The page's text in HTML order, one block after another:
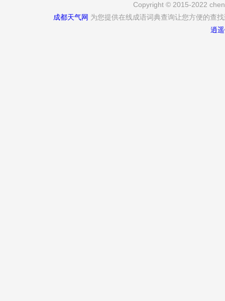
Copyright © 2015-2022
成都天气网 为您提供在线成语词典查询让您方便的查
逍